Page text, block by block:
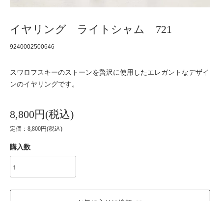
イヤリング ライトシャム 721
9240002500646
スワロフスキーのストーンを贅沢に使用したエレガントなデザイ
ンのイヤリングです。
8,800円(税込)
定価：8,800円(税込)
購入数